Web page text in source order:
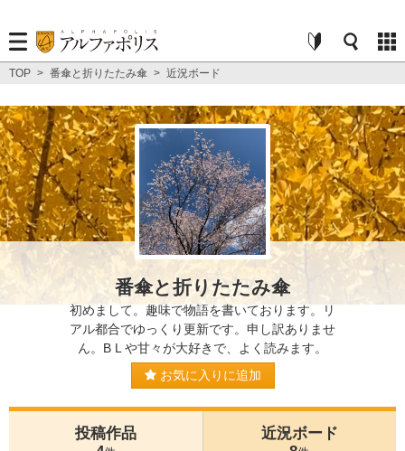
TOP > 番傘と折りたたみ傘 > 近況ボード
番傘と折りたたみ傘
初めまして。趣味で物語を書いております。リ
アル都合でゆっくり更新です。申し訳ありませ
ん。B L や甘々が大好きで、よく読みます。
お気に入りに追加
投稿作品
近況ボード